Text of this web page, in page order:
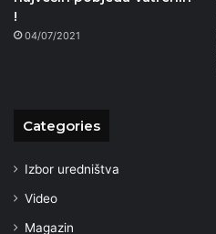
!
04/07/2021
Categories
Izbor uredništva
Video
Magazin